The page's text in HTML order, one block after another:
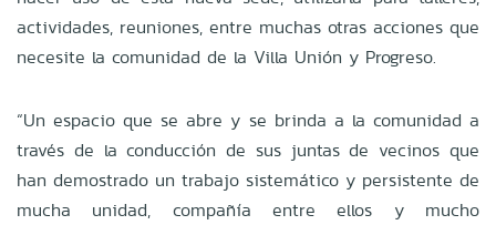
actividades, reuniones, entre muchas otras acciones que
necesite la comunidad de la Villa Unión y Progreso.
“Un espacio que se abre y se brinda a la comunidad a
través de la conducción de sus juntas de vecinos que
han demostrado un trabajo sistemático y persistente de
mucha unidad, compañía entre ellos y mucho